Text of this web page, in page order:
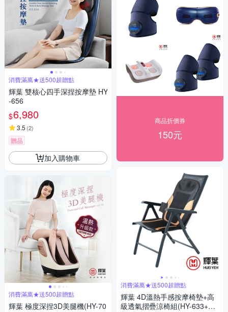
消費滿萬★送500超贈點
輝葉 雙核心四手深捏按摩墊 HY
-656
$6,980
3.5 (2)
贈品
加入購物車
消費滿萬★送500超贈點
輝葉 極度深捏3D美腿機(HY-70
商品折價券
150元
消費滿萬★送500超贈點
輝葉 4D溫熱手感按摩椅墊+高
級透氣摺疊涼椅組(HY-633+HY